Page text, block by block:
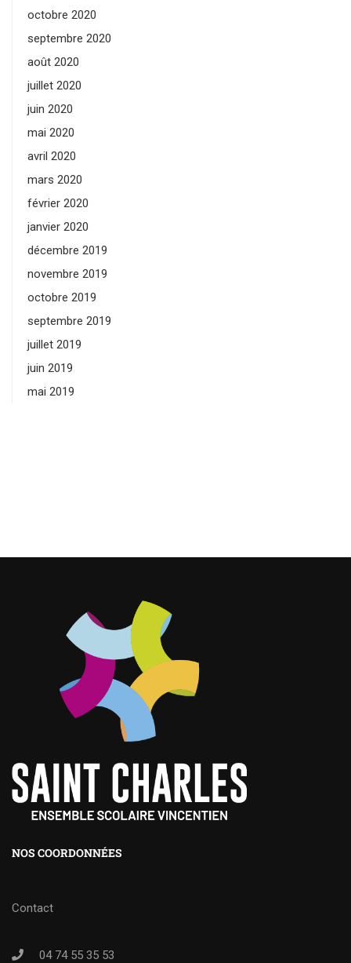
octobre 2020
septembre 2020
août 2020
juillet 2020
juin 2020
mai 2020
avril 2020
mars 2020
février 2020
janvier 2020
décembre 2019
novembre 2019
octobre 2019
septembre 2019
juillet 2019
juin 2019
mai 2019
NOS COORDONNÉES
Contact
04 74 55 35 53